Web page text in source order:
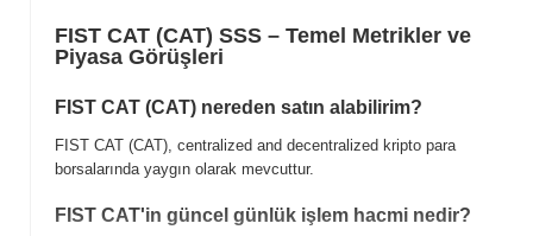
FIST CAT (CAT) SSS – Temel Metrikler ve
Piyasa Görüşleri
FIST CAT (CAT) nereden satın alabilirim?
FIST CAT (CAT), centralized and decentralized kripto para
borsalarında yaygın olarak mevcuttur.
FIST CAT'in güncel günlük işlem hacmi nedir?